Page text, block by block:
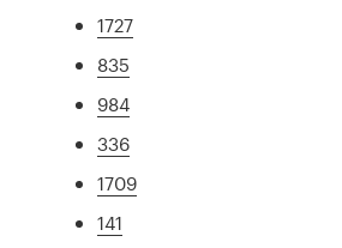
1727
835
984
336
1709
141